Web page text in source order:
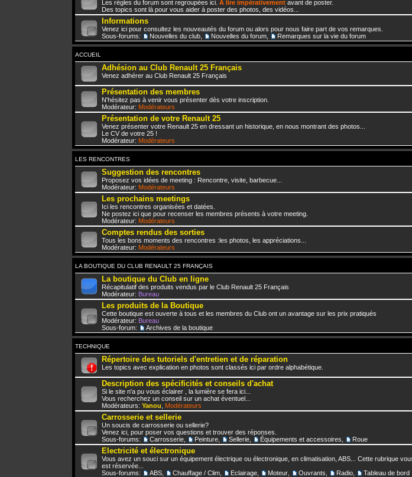
Les règles du forum sont regroupées ici. A lire impérativement avant de poster.
Des topics sont là pour vous aider à poster des photos, des vidéos...
Informations
Venez ici pour consultez les nouveautés du forum ou alors pour nous faire part de vos remarques.
Sous-forums:
Nouvelles du club Nouvelles du forum Remarques sur la vie du forum
ACCUEIL
Adhésion au Club Renault 25 Français
Venez adhérer au Club Renault 25 Français
Présentation des membres
N'hésitez pas à venir vous présenter dès votre inscription.
Modérateur: Modérateurs
Présentation de votre Renault 25
Venez présenter votre Renault 25 en dressant un historique, en nous montrant des photos...
Le CV de votre 25 !
Modérateur: Modérateurs
LES RENCONTRES
Suggestion des rencontres
Proposez vos idées de meeting : Rencontre, visite, barbecue...
Modérateur: Modérateurs
Les prochains meetings
Ici les rencontres organisées et datées.
Ne postez ici que pour recenser les membres présents à votre meeting.
Modérateur: Modérateurs
Comptes rendus des sorties
Tous les bons moments des rencontres :les photos, les appréciations...
Modérateur: Modérateurs
LA BOUTIQUE DU CLUB RENAULT 25 FRANÇAIS
La boutique du Club en ligne
Récapitulatif des produits vendus par le Club Renault 25 Français
Modérateur: Bureau
Les produits de la Boutique
Cette boutique est ouverte à tous et les membres du Club ont un avantage sur les prix pratiqués
Modérateur: Bureau
Sous-forum:
Archives de la boutique
TECHNIQUE
Répertoire des tutoriels d'entretien et de réparation
Les topics avec explication en photos sont classés ici par ordre alphabétique.
Description des spécificités et conseils d'achat
Si le site n'a pu vous éclairer , la lumière se fera ici...
Vous recherchez un conseil sur un achat éventuel...
Modérateurs: Yanou Modérateurs
Carrosserie et sellerie
Un soucis de carrosserie ou sellerie?
Venez ici, pour poser vos questions et trouver des réponses.
Sous-forums:
Carrosserie Peinture Sellerie Équipements et accessoires Roue
Electricité et électronique
Vous avez un souci sur un équipement électrique ou électronique, en climatisation, ABS... Cette rubrique
est réservée...
Sous-forums:
ABS Chauffage / Clim Eclairage Moteur Ouvrants Radio Tableau de bord